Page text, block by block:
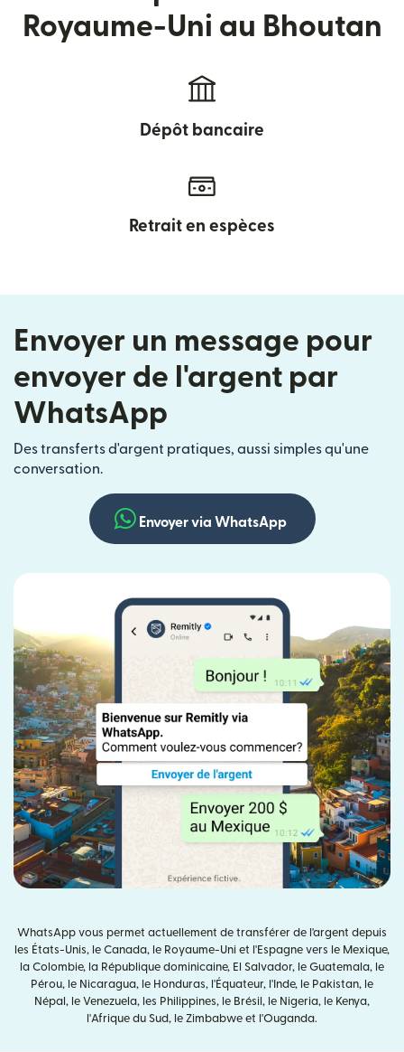
Royaume-Uni au Bhoutan
Dépôt bancaire
Retrait en espèces
Envoyer un message pour
envoyer de l'argent par
WhatsApp
Des transferts d'argent pratiques, aussi simples qu'une
conversation.
Envoyer via WhatsApp
WhatsApp vous permet actuellement de transférer de l'argent depuis
les États-Unis, le Canada, le Royaume-Uni et l'Espagne vers le Mexique,
la Colombie, la République dominicaine, El Salvador, le Guatemala, le
Pérou, le Nicaragua, le Honduras, l'Équateur, l'Inde, le Pakistan, le
Népal, le Venezuela, les Philippines, le Brésil, le Nigeria, le Kenya,
l'Afrique du Sud, le Zimbabwe et l'Ouganda.